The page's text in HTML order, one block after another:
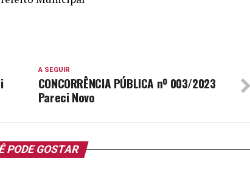
A SEGUIR
CONCORRÊNCIA PÚBLICA nº 003/2023
Pareci Novo
PODE GOSTAR